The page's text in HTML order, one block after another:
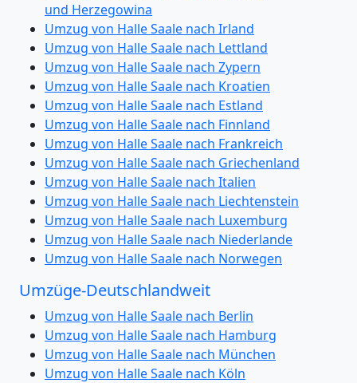
und Herzegowina
Umzug von Halle Saale nach Irland
Umzug von Halle Saale nach Lettland
Umzug von Halle Saale nach Zypern
Umzug von Halle Saale nach Kroatien
Umzug von Halle Saale nach Estland
Umzug von Halle Saale nach Finnland
Umzug von Halle Saale nach Frankreich
Umzug von Halle Saale nach Griechenland
Umzug von Halle Saale nach Italien
Umzug von Halle Saale nach Liechtenstein
Umzug von Halle Saale nach Luxemburg
Umzug von Halle Saale nach Niederlande
Umzug von Halle Saale nach Norwegen
Umzüge-Deutschlandweit
Umzug von Halle Saale nach Berlin
Umzug von Halle Saale nach Hamburg
Umzug von Halle Saale nach München
Umzug von Halle Saale nach Köln